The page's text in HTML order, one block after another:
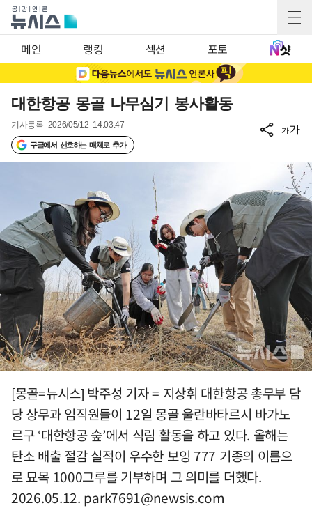
메인 랭킹 섹션 포토
대한항공 몽골 나무심기 봉사활동
기사등록 2026/05/12 14:03:47
구글에서 선호하는 매체로 추가
가가
[몽골=뉴시스] 박주성 기자 = 지상휘 대한항공 총무부 담
당 상무과 임직원들이 12일 몽골 울란바타르시 바가노
르구 ‘대한항공 숲’에서 식림 활동을 하고 있다. 올해는
탄소 배출 절감 실적이 우수한 보잉 777 기종의 이름으
로 묘목 1000그루를 기부하며 그 의미를 더했다.
2026.05.12. park7691@newsis.com